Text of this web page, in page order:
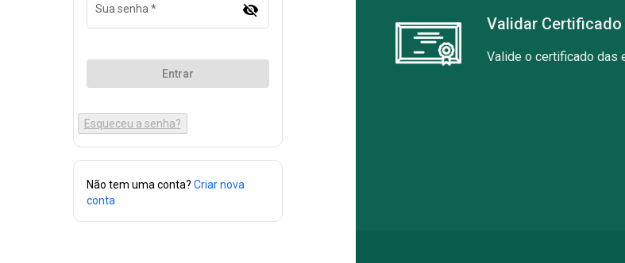
Sua senha * visibility_off
Entrar
Não tem uma conta? Criar nova
conta
Validar Certificado
Valide o certificado das